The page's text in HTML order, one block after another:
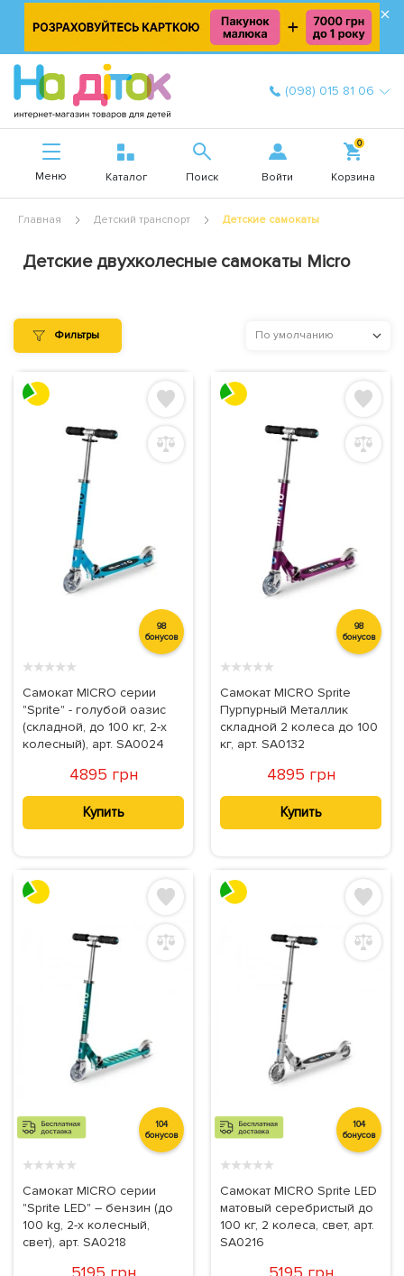
×
(098) 015 81 06
Меню Каталог Поиск Войти
0
Корзина
Главная Детский транспорт Детские самокаты
Детские двухколесные самокаты Micro
Фильтры По умолчанию
98
бонусов
★★★★★
Самокат MICRO серии
"Sprite" - голубой оазис
(складной, до 100 кг, 2-х
колесный), арт. SA0024
4895 грн
Купить
98
бонусов
★★★★★
Самокат MICRO Sprite
Пурпурный Металлик
складной 2 колеса до 100
кг, арт. SA0132
4895 грн
Купить
104
бонусов
★★★★★
Самокат MICRO серии
"Sprite LED" – бензин (до
100 kg, 2-х колесный,
свет), арт. SA0218
104
бонусов
★★★★★
Самокат MICRO Sprite LED
матовый серебристый до
100 кг, 2 колеса, свет, арт.
SA0216